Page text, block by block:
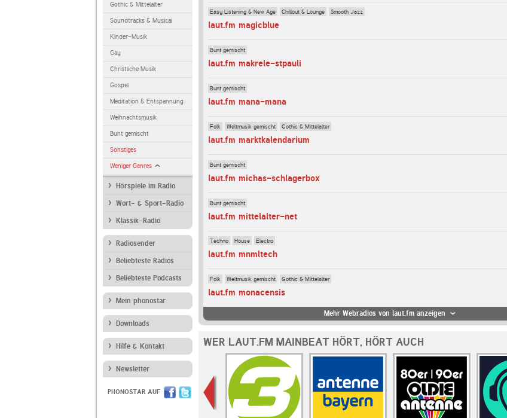
Gothic & Mittelalter
Soundtracks & Musical
Kinder-Musik
Gay
Christliche Musik
Gospel
Meditation & Entspannung
Weihnachtsmusik
Bunt gemischt
Sonstiges
Weniger Genres
Hörspiele im Radio
Wort- & Sport-Radio
Klassik-Radio
Radiosender
Beliebteste Radios
Beliebteste Podcasts
Mein phonostar
Downloads
Hilfe & Kontakt
Newsletter
PHONOSTAR AUF
Easy Listening & New Age Chillout & Lounge Smooth Jazz
laut.fm magicblue
Bunt gemischt
laut.fm makrele-stpauli
Bunt gemischt
laut.fm mana-mana
Folk Weltmusik gemischt Gothic & Mittelalter
laut.fm marktkalendarium
Bunt gemischt
laut.fm michas-schlagerbox
Bunt gemischt
laut.fm mittelalter-net
Techno House Electro
laut.fm mnmltech
Folk Weltmusik gemischt Gothic & Mittelalter
laut.fm monacensis
Mehr Webradios von laut.fm anzeigen
WER LAUT.FM MAINBEAT HÖRT, HÖRT AUCH